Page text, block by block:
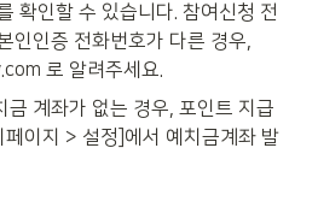
확인할 수 있습니다. 참여신청 전
인인증 전화번호가 다른 경우,
로 알려주세요.
금 계좌가 없는 경우, 포인트 지급
페이지 > 설정]에서 예치금계좌 발